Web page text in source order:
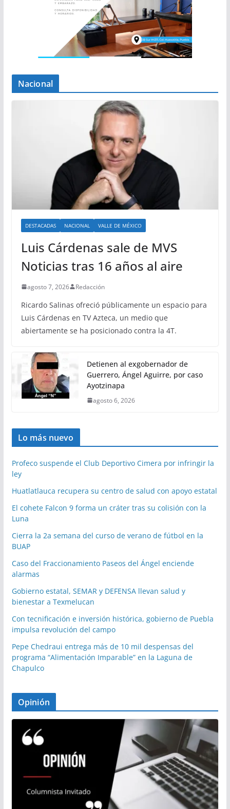
Nacional
DESTACADAS NACIONAL VALLE DE MÉXICO
Luis Cárdenas sale de MVS
Noticias tras 16 años al aire
agosto 7, 2026 Redacción
Ricardo Salinas ofreció públicamente un espacio para
Luis Cárdenas en TV Azteca, un medio que
abiertamente se ha posicionado contra la 4T.
Detienen al exgobernador de
Guerrero, Ángel Aguirre, por caso
Ayotzinapa
agosto 6, 2026
Lo más nuevo
Profeco suspende el Club Deportivo Cimera por infringir la
ley
Huatlatlauca recupera su centro de salud con apoyo estatal
El cohete Falcon 9 forma un cráter tras su colisión con la
Luna
Cierra la 2a semana del curso de verano de fútbol en la
BUAP
Caso del Fraccionamiento Paseos del Ángel enciende
alarmas
Gobierno estatal, SEMAR y DEFENSA llevan salud y
bienestar a Texmelucan
Con tecnificación e inversión histórica, gobierno de Puebla
impulsa revolución del campo
Pepe Chedraui entrega más de 10 mil despensas del
programa “Alimentación Imparable” en la Laguna de
Chapulco
Opinión